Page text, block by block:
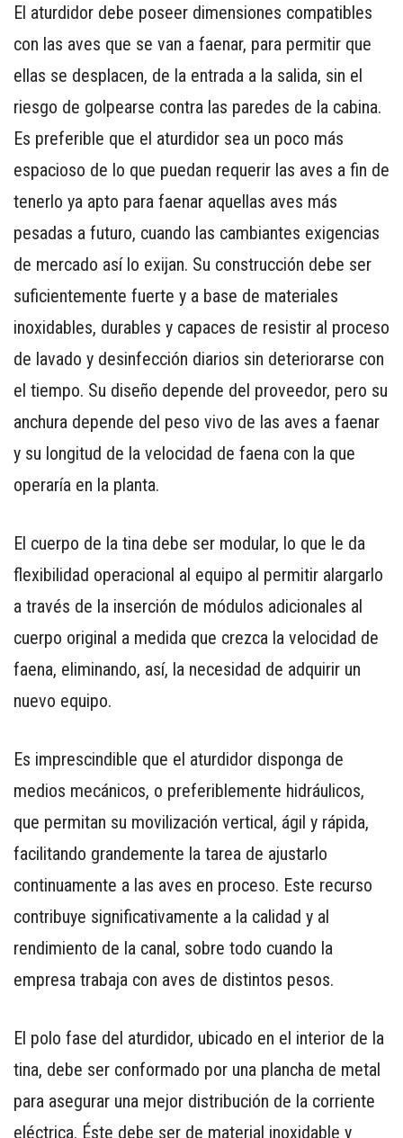
El aturdidor debe poseer dimensiones compatibles
con las aves que se van a faenar, para permitir que
ellas se desplacen, de la entrada a la salida, sin el
riesgo de golpearse contra las paredes de la cabina.
Es preferible que el aturdidor sea un poco más
espacioso de lo que puedan requerir las aves a fin de
tenerlo ya apto para faenar aquellas aves más
pesadas a futuro, cuando las cambiantes exigencias
de mercado así lo exijan. Su construcción debe ser
suficientemente fuerte y a base de materiales
inoxidables, durables y capaces de resistir al proceso
de lavado y desinfección diarios sin deteriorarse con
el tiempo. Su diseño depende del proveedor, pero su
anchura depende del peso vivo de las aves a faenar
y su longitud de la velocidad de faena con la que
operaría en la planta.
El cuerpo de la tina debe ser modular, lo que le da
flexibilidad operacional al equipo al permitir alargarlo
a través de la inserción de módulos adicionales al
cuerpo original a medida que crezca la velocidad de
faena, eliminando, así, la necesidad de adquirir un
nuevo equipo.
Es imprescindible que el aturdidor disponga de
medios mecánicos, o preferiblemente hidráulicos,
que permitan su movilización vertical, ágil y rápida,
facilitando grandemente la tarea de ajustarlo
continuamente a las aves en proceso. Este recurso
contribuye significativamente a la calidad y al
rendimiento de la canal, sobre todo cuando la
empresa trabaja con aves de distintos pesos.
El polo fase del aturdidor, ubicado en el interior de la
tina, debe ser conformado por una plancha de metal
para asegurar una mejor distribución de la corriente
eléctrica. Éste debe ser de material inoxidable y